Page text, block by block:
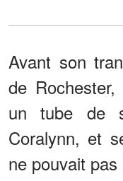
Avant son
de
un tube de
Coralynn, et
ne pouvait